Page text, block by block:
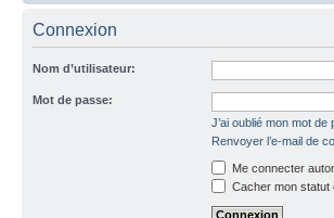
Connexion
Nom d’utilisateur:
Mot de passe:
J’ai oublié mon mot de
Renvoyer l’e-mail de
Me connecter
Cacher mon statut